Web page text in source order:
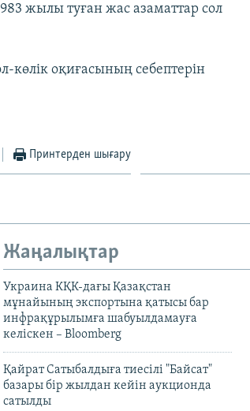
жылы туған жас азаматтар сол
көлік оқиғасының себептерін
Принтерден шығару
Жаңалықтар
Украина КҚК-дағы Қазақстан
мұнайының экспортына қатысы бар
инфрақұрылымға шабуылдамауға
келіскен – Bloomberg
Қайрат Сатыбалдыға тиесілі "Байсат"
базары бір жылдан кейін аукционда
сатылды